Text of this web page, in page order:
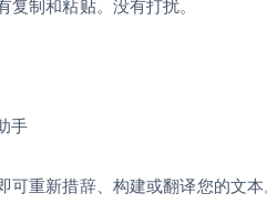
制和粘贴。没有打扰。
手
可重新措辞、构建或翻译您的文